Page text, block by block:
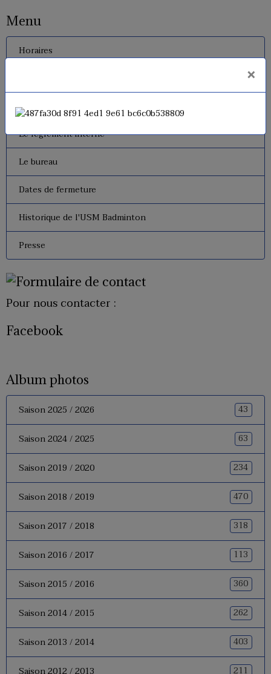
Menu
Horaires
Tarifs
Le règlement interne
Le bureau
Dates de fermeture
Historique de l'USM Badminton
Presse
Pour nous contacter :
Facebook
Album photos
Saison 2025 / 2026 43
Saison 2024 / 2025 63
Saison 2019 / 2020 234
Saison 2018 / 2019 470
Saison 2017 / 2018 318
Saison 2016 / 2017 113
Saison 2015 / 2016 360
Saison 2014 / 2015 262
Saison 2013 / 2014 403
Saison 2012 / 2013 211
×